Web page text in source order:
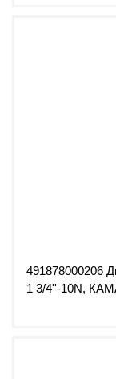
491878000206
1 3/4''-10N,